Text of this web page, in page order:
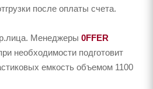
после оплаты счета.
Менеджеры 0FFER
необходимости подготовит
емкость объемом 1100